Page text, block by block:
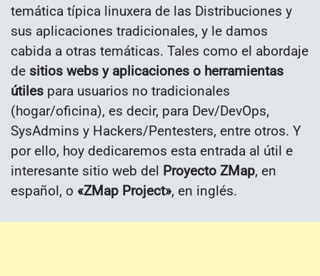
temática típica linuxera de las Distribuciones y
sus aplicaciones tradicionales, y le damos
cabida a otras temáticas. Tales como el abordaje
de sitios webs y aplicaciones o herramientas
útiles para usuarios no tradicionales
(hogar/oficina), es decir, para Dev/DevOps,
SysAdmins y Hackers/Pentesters, entre otros. Y
por ello, hoy dedicaremos esta entrada al útil e
interesante sitio web del Proyecto ZMap, en
español, o «ZMap Project», en inglés.